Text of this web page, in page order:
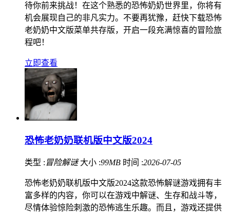
待你前来挑战！在这个熟悉的恐怖奶奶世界里，你将有
机会展现自己的非凡实力。不要再犹豫，赶快下载恐怖
老奶奶中文版菜单共存版，开启一段充满惊喜的冒险旅
程吧！
立即查看
恐怖老奶奶联机版中文版2024
类型 : 冒险解谜 大小 :99MB 时间 :2026-07-05
恐怖老奶奶联机版中文版2024这款恐怖解谜游戏拥有丰
富多样的内容，你可以在游戏中解谜、生存和战斗等，
尽情体验惊险刺激的恐怖逃生乐趣。而且，游戏还提供